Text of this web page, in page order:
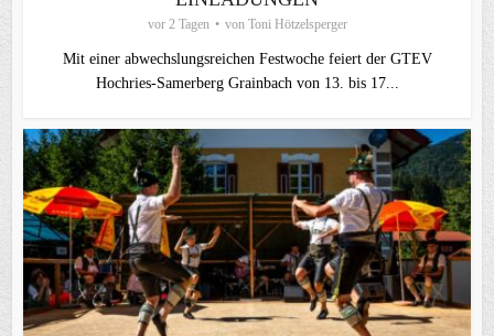
vor 2 Tagen von Toni Hötzelsperger
Mit einer abwechslungsreichen Festwoche feiert der GTEV
Hochries-Samerberg Grainbach von 13. bis 17...